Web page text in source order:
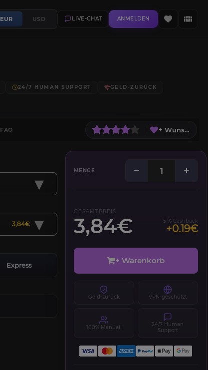
EUR USD LIVE-CHAT ANMELDEN
24/7 HUMAN SUPPORT
GELD-ZURÜCK
FAQ + Wunschliste
▾
3,84€ ▾
Express
MENGE − +
GESAMTPREIS
3,84€ 5 % Cashback
+0.19€
+ Warenkorb
Geld-zurück VPN-geschützt
100% Manuell
24/7 Human
Support